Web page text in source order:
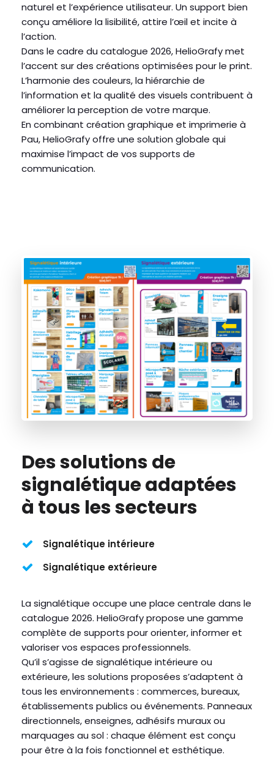
naturel et l’expérience utilisateur. Un support bien
conçu améliore la lisibilité, attire l’œil et incite à
l’action.
Dans le cadre du catalogue 2026, HelioGrafy met
l’accent sur des créations optimisées pour le print.
L’harmonie des couleurs, la hiérarchie de
l’information et la qualité des visuels contribuent à
améliorer la perception de votre marque.
En combinant création graphique et imprimerie à
Pau, HelioGrafy offre une solution globale qui
maximise l’impact de vos supports de
communication.
Des solutions de
signalétique adaptées
à tous les secteurs
Signalétique intérieure
Signalétique extérieure
La signalétique occupe une place centrale dans le
catalogue 2026. HelioGrafy propose une gamme
complète de supports pour orienter, informer et
valoriser vos espaces professionnels.
Qu’il s’agisse de signalétique intérieure ou
extérieure, les solutions proposées s’adaptent à
tous les environnements : commerces, bureaux,
établissements publics ou événements. Panneaux
directionnels, enseignes, adhésifs muraux ou
marquages au sol : chaque élément est conçu
pour être à la fois fonctionnel et esthétique.